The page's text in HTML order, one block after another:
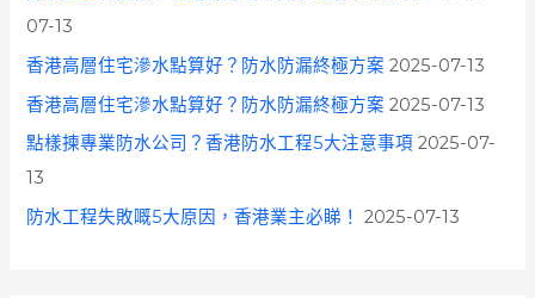
07-13
香港高層住宅滲水點算好？防水防漏終極方案 2025-07-13
香港高層住宅滲水點算好？防水防漏終極方案 2025-07-13
點樣揀專業防水公司？香港防水工程5大注意事項 2025-07-
13
防水工程失敗嘅5大原因，香港業主必睇！
2025-07-13